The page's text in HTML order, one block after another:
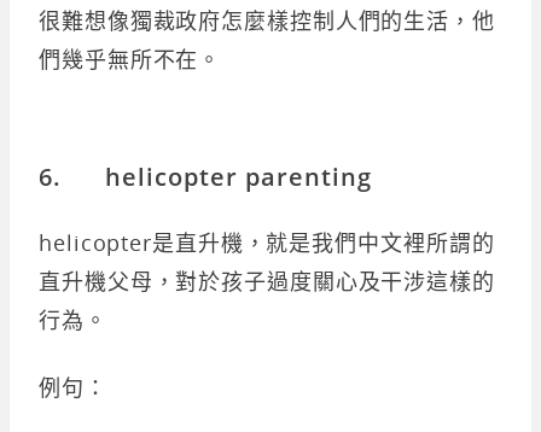
很難想像獨裁政府怎麼樣控制人們的生活，他
們幾乎無所不在。
6. helicopter parenting
helicopter是直升機，就是我們中文裡所謂的
直升機父母，對於孩子過度關心及干涉這樣的
行為。
例句：